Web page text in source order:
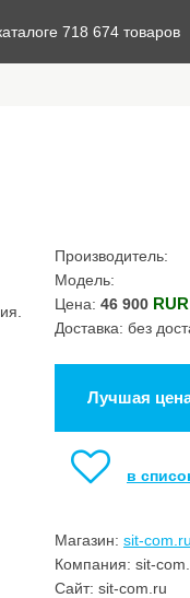
718 674 товаров
Производитель:
Модель:
Цена: 46 900 RUR
Доставка: без
Лучшая
в
Магазин: sit-
Компания: sit-
Сайт: sit-com.ru